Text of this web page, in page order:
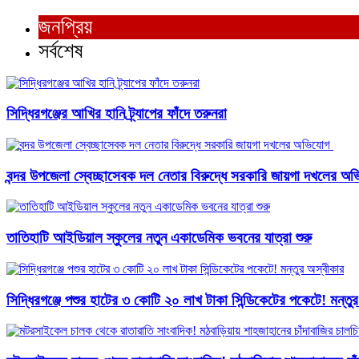
জনপ্রিয়
সর্বশেষ
সিদ্ধিরগঞ্জের আখির হানি ট্র্যাপের ফাঁদে তরুনরা
বন্দর উপজেলা স্বেচ্ছাসেবক দল নেতার বিরুদ্ধে সরকারি জায়গা দখলের
তাতিহাটি আইডিয়াল স্কুলের নতুন একাডেমিক ভবনের যাত্রা শুরু
সিদ্ধিরগঞ্জে পশুর হাটের ৩ কোটি ২০ লাখ টাকা সিন্ডিকেটের পকেটে!